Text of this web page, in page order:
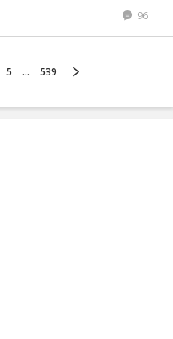
96
5 ... 539